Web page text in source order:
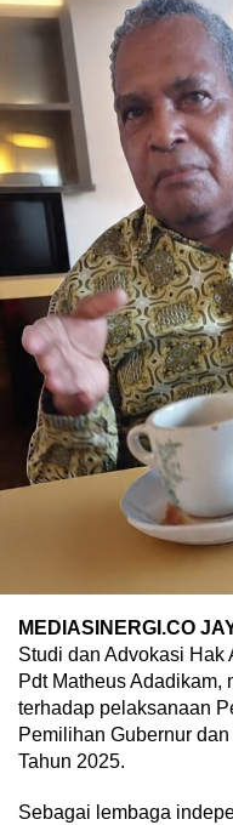
MEDIASINERGI.CO
Studi dan Advokasi Hak
Pdt Matheus Adadikam,
terhadap pelaksanaan
Pemilihan Gubernur
Tahun 2025.
Sebagai lembaga